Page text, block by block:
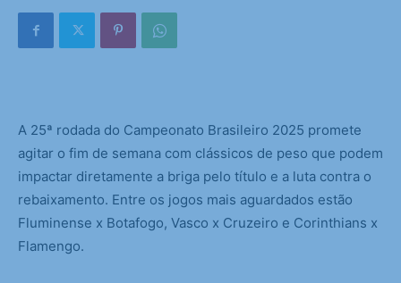
A 25ª rodada do Campeonato Brasileiro 2025 promete
agitar o fim de semana com clássicos de peso que podem
impactar diretamente a briga pelo título e a luta contra o
rebaixamento. Entre os jogos mais aguardados estão
Fluminense x Botafogo, Vasco x Cruzeiro e Corinthians x
Flamengo.